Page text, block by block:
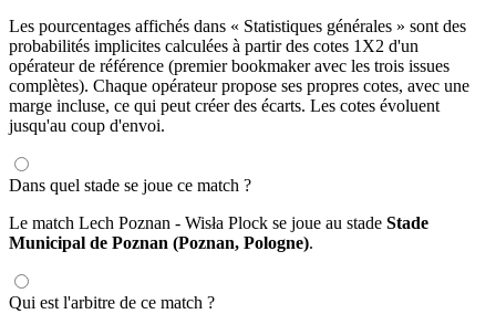
Les pourcentages affichés dans « Statistiques générales » sont des
probabilités implicites calculées à partir des cotes 1X2 d'un
opérateur de référence (premier bookmaker avec les trois issues
complètes). Chaque opérateur propose ses propres cotes, avec une
marge incluse, ce qui peut créer des écarts. Les cotes évoluent
jusqu'au coup d'envoi.
Dans quel stade se joue ce match ?
Le match Lech Poznan - Wisła Plock se joue au stade Stade
Municipal de Poznan (Poznan, Pologne).
Qui est l'arbitre de ce match ?